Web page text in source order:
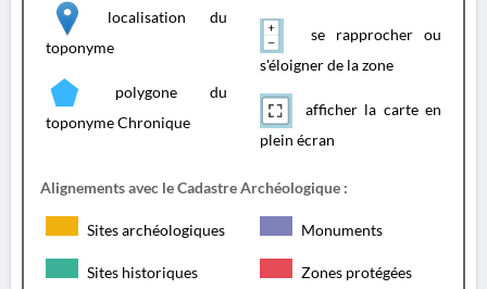
localisation du
toponyme
polygone du
toponyme Chronique
se rapprocher ou
s'éloigner de la zone
afficher la carte en
plein écran
Alignements avec le Cadastre Archéologique :
Sites archéologiques Monuments
Sites historiques Zones protégées